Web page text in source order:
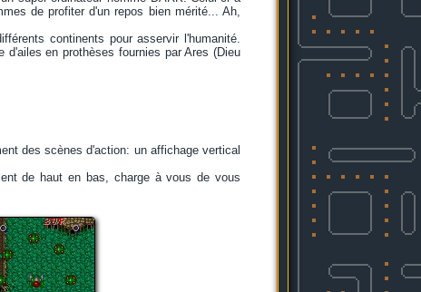
de profiter d'un repos bien mérité... Ah,
continents pour asservir l'humanité.
en prothèses fournies par Ares (Dieu
des scènes d'action: un affichage vertical
de haut en bas, charge à vous de vous